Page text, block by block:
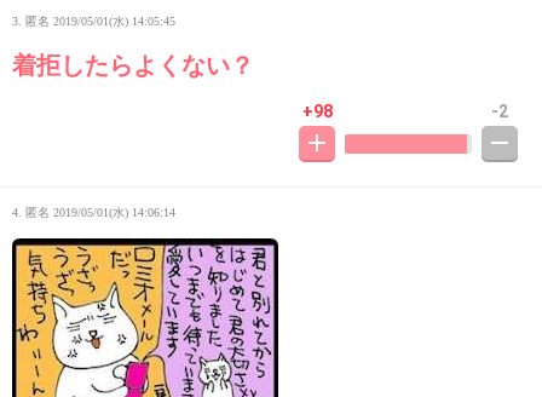
3. 匿名 2019/05/01(水) 14:05:45
着拒したらよくない？
+98 -2
4. 匿名 2019/05/01(水) 14:06:14